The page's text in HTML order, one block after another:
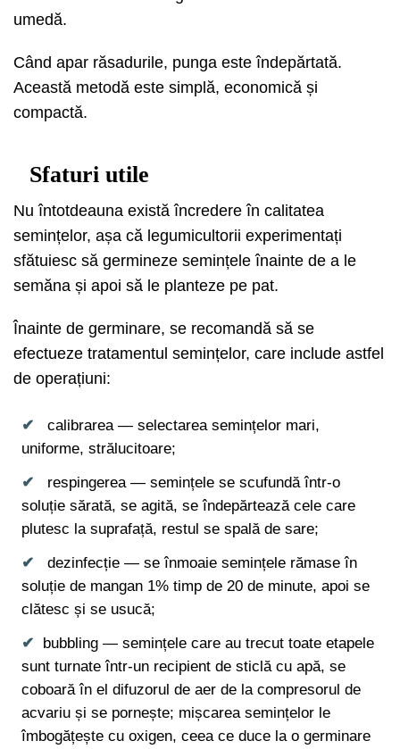
umedă.
Când apar răsadurile, punga este îndepărtată.
Această metodă este simplă, economică și
compactă.
Sfaturi utile
Nu întotdeauna există încredere în calitatea
semințelor, așa că legumicultorii experimentați
sfătuiesc să germineze semințele înainte de a le
semăna și apoi să le planteze pe pat.
Înainte de germinare, se recomandă să se
efectueze tratamentul semințelor, care include astfel
de operațiuni:
calibrarea — selectarea semințelor mari,
uniforme, strălucitoare;
respingerea — semințele se scufundă într-o
soluție sărată, se agită, se îndepărtează cele care
plutesc la suprafață, restul se spală de sare;
dezinfecție — se înmoaie semințele rămase în
soluție de mangan 1% timp de 20 de minute, apoi se
clătesc și se usucă;
bubbling — semințele care au trecut toate etapele
sunt turnate într-un recipient de sticlă cu apă, se
coboară în el difuzorul de aer de la compresorul de
acvariu și se pornește; mișcarea semințelor le
îmbogățește cu oxigen, ceea ce duce la o germinare